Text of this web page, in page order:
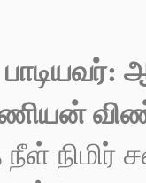
பாடியவர்:
நிமிர்